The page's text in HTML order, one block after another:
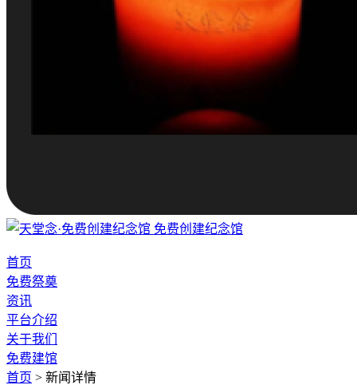
免费创建纪念馆
首页
免费祭奠
资讯
平台介绍
关于我们
免费建馆
首页 > 新闻详情